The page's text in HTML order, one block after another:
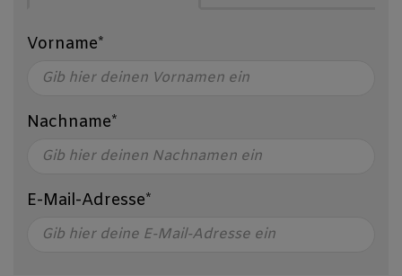
Vorname*
Nachname*
E-Mail-Adresse*